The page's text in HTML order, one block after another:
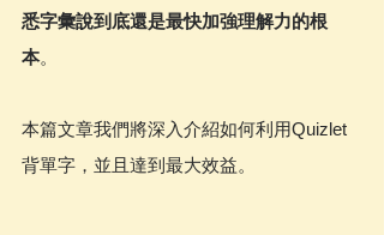
悉字彙說到底還是最快加強理解力的根
本。
本篇文章我們將深入介紹如何利用Quizlet
背單字，並且達到最大效益。